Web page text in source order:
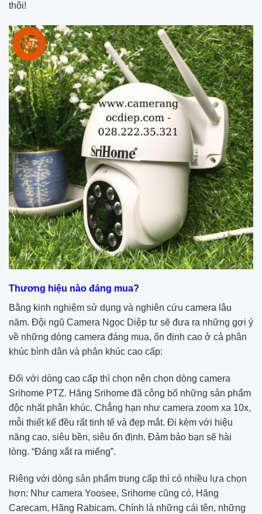
thôi!
Thương hiệu nào đáng mua?
Bằng kinh nghiệm sử dụng và nghiên cứu camera lâu
năm. Đội ngũ Camera Ngọc Diệp tư sẽ đưa ra những gợi ý
về những dòng camera đáng mua, ổn định cao ở cả phân
khúc bình dân và phân khúc cao cấp:
Đối với dòng cao cấp thì chọn nên chọn dòng camera
Srihome PTZ. Hãng Srihome đã công bố những sản phẩm
độc nhất phân khúc. Chẳng hạn như camera zoom xa 10x,
mỗi thiết kế đều rất tinh tế và đẹp mắt. Đi kèm với hiệu
năng cao, siêu bền, siêu ổn định. Đảm bảo bạn sẽ hài
lòng. “Đáng xắt ra miếng”.
Riêng với dòng sản phẩm trung cấp thì có nhiều lựa chọn
hơn: Như camera Yoosee, Srihome cũng có, Hãng
Carecam, Hãng Rabicam. Chính là những cái tên, những